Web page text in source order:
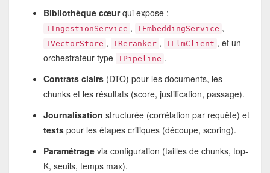
Bibliothèque cœurqui expose :
IIngestionService , IEmbeddingService ,
IVectorStore , IReranker , ILlmClient , et un
orchestrateur type IPipeline .
Contrats clairs(DTO) pour les documents, les
chunks et les résultats (score, justification, passage).
Journalisation structurée (corrélation par requête) et
testspour les étapes critiques (découpe, scoring).
Paramétragevia configuration (tailles de chunks, top-
K, seuils, temps max).